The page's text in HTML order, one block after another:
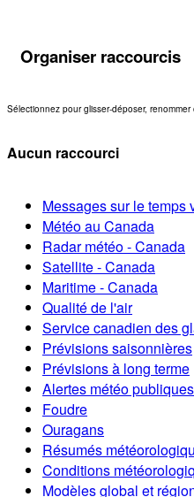
Organiser raccourcis
Sélectionnez pour glisser-déposer, renommer
Aucun raccourci
Messages sur le temps
Météo au Canada
Radar météo - Canada
Satellite - Canada
Maritime - Canada
Qualité de l'air
Service canadien des
Prévisions saisonnières
Prévisions à long terme
Alertes météo
Foudre
Ouragans
Résumés
Conditions
Modèles global et